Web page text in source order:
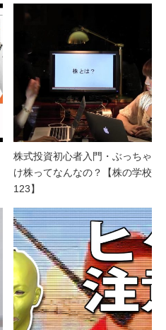
株式投資初心者入門・ぶっちゃ
け株ってなんなの？【株の学校
123】